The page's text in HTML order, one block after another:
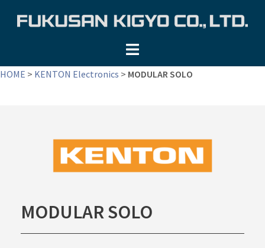
ツ
HOME > KENTON Electronics > MODULAR SOLO
MODULAR SOLO